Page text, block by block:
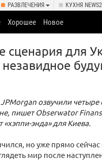
РАЗВЛЕЧЕНИЯ КУХНЯ NEWS2
Хорошее Новое
сценария для
озвучили четыре
пишет Obserwator
энда» для Киева.
но уже прямо сейчас
мир после